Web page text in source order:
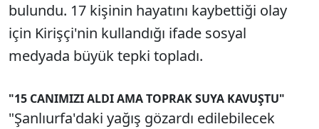
bulundu. 17 kişinin hayatını kaybettiği olay
için Kirişçi'nin kullandığı ifade sosyal
medyada büyük tepki topladı.
"15 CANIMIZI ALDI AMA TOPRAK SUYA KAVUŞTU"
"Şanlıurfa'daki yağış gözardı edilebilecek